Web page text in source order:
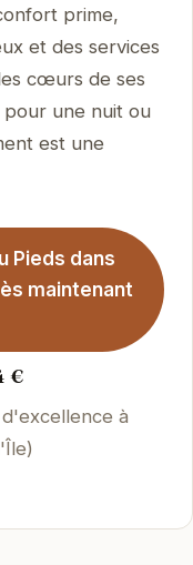
prime,
et des services
cœurs de ses
pour une nuit ou
est une
Pieds dans
maintenant
€
à